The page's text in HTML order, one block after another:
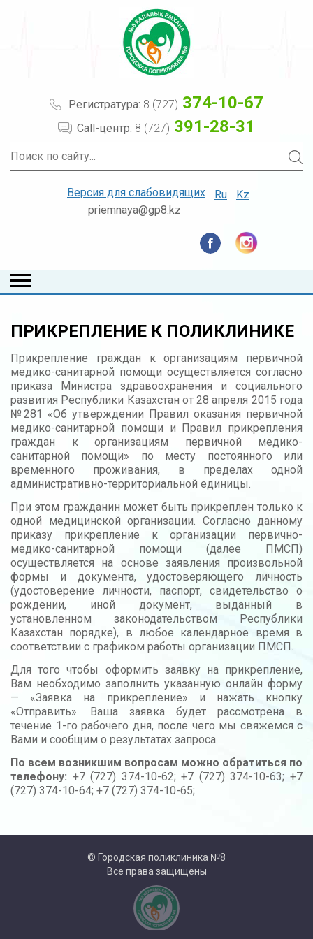
Регистратура: 8 (727) 374-10-67
Call-центр: 8 (727) 391-28-31
Версия для слабовидящих
priemnaya@gp8.kz
Ru Kz
ПРИКРЕПЛЕНИЕ К ПОЛИКЛИНИКЕ
Прикрепление граждан к организациям первичной
медико-санитарной помощи осуществляется согласно
приказа Министра здравоохранения и социального
развития Республики Казахстан от 28 апреля 2015 года
№281 «Об утверждении Правил оказания первичной
медико-санитарной помощи и Правил прикрепления
граждан к организациям первичной медико-
санитарной помощи» по месту постоянного или
временного проживания, в пределах одной
административно-территориальной единицы.
При этом гражданин может быть прикреплен только к
одной медицинской организации. Согласно данному
приказу прикрепление к организации первично-
медико-санитарной помощи (далее ПМСП)
осуществляется на основе заявления произвольной
формы и документа, удостоверяющего личность
(удостоверение личности, паспорт, свидетельство о
рождении, иной документ, выданный в
установленном законодательством Республики
Казахстан порядке), в любое календарное время в
соответствии с графиком работы организации ПМСП.
Для того чтобы оформить заявку на прикрепление,
Вам необходимо заполнить указанную онлайн форму
— «Заявка на прикрепление» и нажать кнопку
«Отправить». Ваша заявка будет рассмотрена в
течение 1-го рабочего дня, после чего мы свяжемся с
Вами и сообщим о результатах запроса.
По всем возникшим вопросам можно обратиться по
телефону: +7 (727) 374-10-62; +7 (727) 374-10-63; +7
(727) 374-10-64; +7 (727) 374-10-65;
© Городская поликлиника №8
Все права защищены